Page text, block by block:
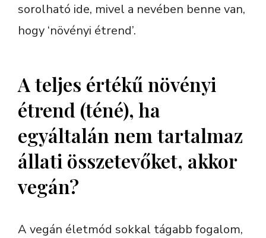
sorolható ide, mivel a nevében benne van,
hogy ‘növényi étrend’.
A teljes értékű növényi
étrend (téné), ha
egyáltalán nem tartalmaz
állati összetevőket, akkor
vegán?
A vegán életmód sokkal tágabb fogalom,